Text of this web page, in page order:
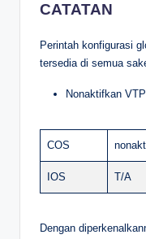
CATATAN
Perintah konfigurasi
tersedia di semua
Nonaktifkan
COS
IOS T/A
Dengan